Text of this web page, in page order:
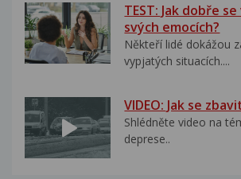
TEST: Jak dobře
svých emocích?
Někteří lidé dokážou
vypjatých situacích....
VIDEO: Jak se
Shlédněte video na
deprese..